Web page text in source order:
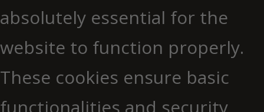
absolutely essential for the
website to function properly.
These cookies ensure basic
functionalities and security